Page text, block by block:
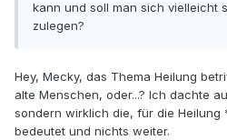
kann und soll man sich vielleicht
zulegen?
Hey, Mecky, das Thema Heilung
alte Menschen, oder...? Ich dachte
sondern wirklich die, für die Heilung
bedeutet und nichts weiter.